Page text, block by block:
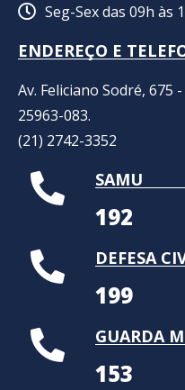
Seg-Sex das 09h às
ENDEREÇO E
Av. Feliciano Sodré, 675
25963-083.
(21) 2742-3352​
SAMU
192
DEFESA
199
GUARDA
153